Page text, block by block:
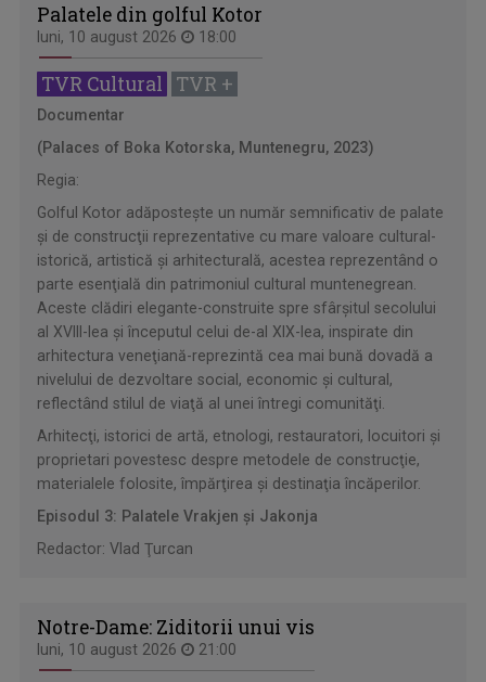
Palatele din golful Kotor
luni, 10 august 2026 18:00
TVR Cultural TVR +
Documentar
(Palaces of Boka Kotorska, Muntenegru, 2023)
Regia:
Golful Kotor adăposteşte un număr semnificativ de palate
şi de construcţii reprezentative cu mare valoare cultural-
istorică, artistică şi arhitecturală, acestea reprezentând o
parte esenţială din patrimoniul cultural muntenegrean.
Aceste clădiri elegante-construite spre sfârşitul secolului
al XVIII-lea şi începutul celui de-al XIX-lea, inspirate din
arhitectura veneţiană-reprezintă cea mai bună dovadă a
nivelului de dezvoltare social, economic şi cultural,
reflectând stilul de viaţă al unei întregi comunităţi.
Arhitecţi, istorici de artă, etnologi, restauratori, locuitori şi
proprietari povestesc despre metodele de construcţie,
materialele folosite, împărţirea şi destinaţia încăperilor.
Episodul 3: Palatele Vrakjen şi Jakonja
Redactor: Vlad Ţurcan
Notre-Dame: Ziditorii unui vis
luni, 10 august 2026 21:00